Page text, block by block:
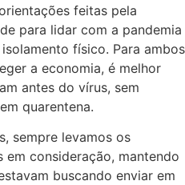
feitas pela
para lidar com a pandemia
físico. Para ambos
a economia, é melhor
antes do vírus, sem
quarentena.
sempre levamos os
em consideração, mantendo
buscando enviar em